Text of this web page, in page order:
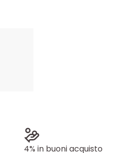
4% in buoni acquisto